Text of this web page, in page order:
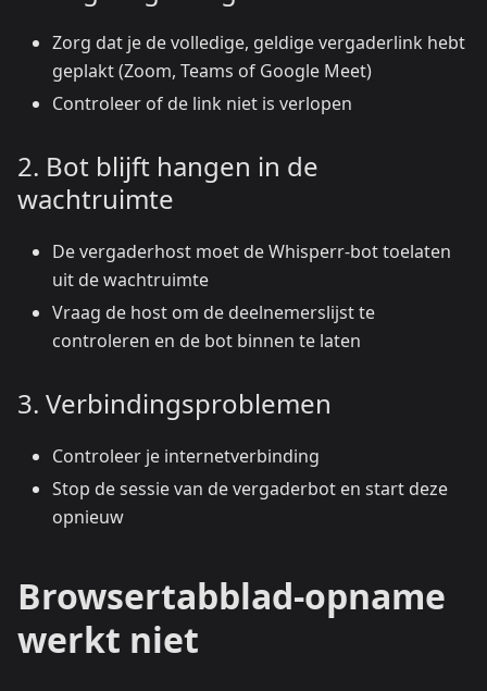
Zorg dat je de volledige, geldige vergaderlink hebt
geplakt (Zoom, Teams of Google Meet)
Controleer of de link niet is verlopen
2. Bot blijft hangen in de
wachtruimte
De vergaderhost moet de Whisperr-bot toelaten
uit de wachtruimte
Vraag de host om de deelnemerslijst te
controleren en de bot binnen te laten
3. Verbindingsproblemen
Controleer je internetverbinding
Stop de sessie van de vergaderbot en start deze
opnieuw
Browsertabblad-opname
werkt niet